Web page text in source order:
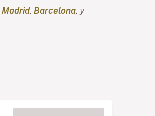
Madrid, Barcelona , y